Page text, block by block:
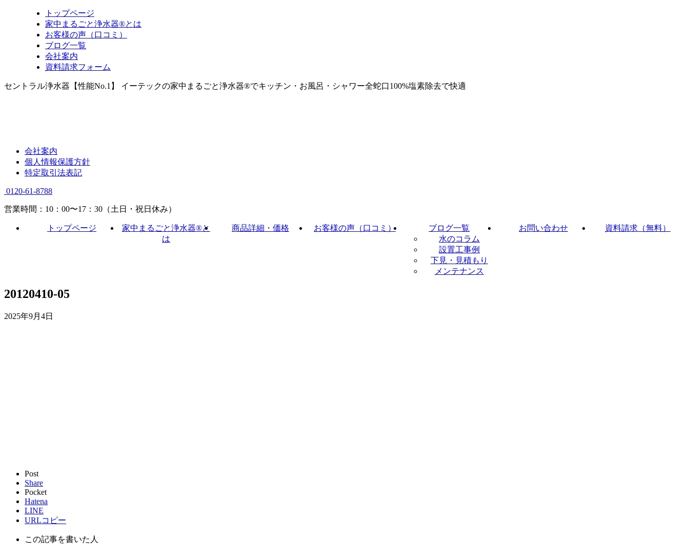
トップページ
家中まるごと浄水器®とは
お客様の声（口コミ）
ブログ一覧
会社案内
資料請求フォーム
セントラル浄水器【性能No.1】 イーテックの家中まるごと浄水器®でキッチン・お風呂・シャワー全蛇口100%塩素除去で快適
会社案内
個人情報保護方針
特定取引法表記
0120-61-8788
営業時間：10：00〜17：30（土日・祝日休み）
トップページ
家中まるごと浄水器®と
は
商品詳細・価格 お客様の声（口コミ）
ブログ一覧
水のコラム
設置工事例
下見・見積もり
メンテナンス
お問い合わせ 資料請求（無料）
20120410-05
2025年9月4日
Post
Share
Pocket
Hatena
LINE
URLコピー
この記事を書いた人